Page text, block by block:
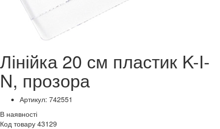
Лінійка 20 см пластик K-I-
N, прозора
Артикул: 742551
В наявності
Код товару 43129